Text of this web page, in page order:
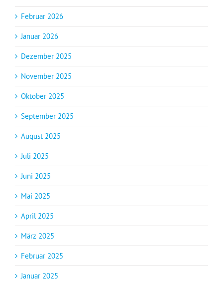
Februar 2026
Januar 2026
Dezember 2025
November 2025
Oktober 2025
September 2025
August 2025
Juli 2025
Juni 2025
Mai 2025
April 2025
März 2025
Februar 2025
Januar 2025